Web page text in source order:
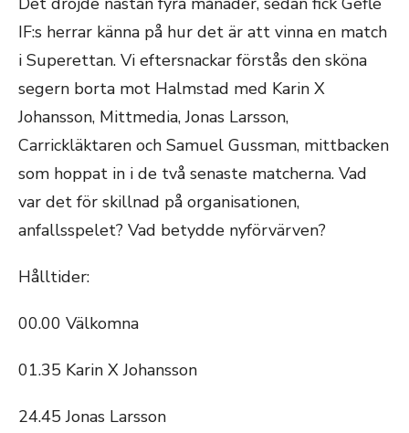
IF:s herrar känna på hur det är att vinna en match
i Superettan. Vi eftersnackar förstås den sköna
segern borta mot Halmstad med Karin X
Johansson, Mittmedia, Jonas Larsson,
Carrickläktaren och Samuel Gussman, mittbacken
som hoppat in i de två senaste matcherna. Vad
var det för skillnad på organisationen,
anfallsspelet? Vad betydde nyförvärven?
Hålltider:
00.00 Välkomna
01.35 Karin X Johansson
24.45 Jonas Larsson